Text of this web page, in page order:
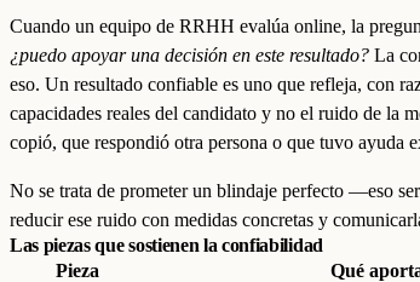
Cuando un equipo de RRHH evalúa online, la
¿puedo apoyar una decisión en este resultado? La
eso. Un resultado confiable es uno que refleja, con
capacidades reales del candidato y no el ruido de la
copió, que respondió otra persona o que tuvo ayuda
No se trata de prometer un blindaje perfecto —eso
reducir ese ruido con medidas concretas y
Las piezas que sostienen la confiabilidad
Pieza
Qué